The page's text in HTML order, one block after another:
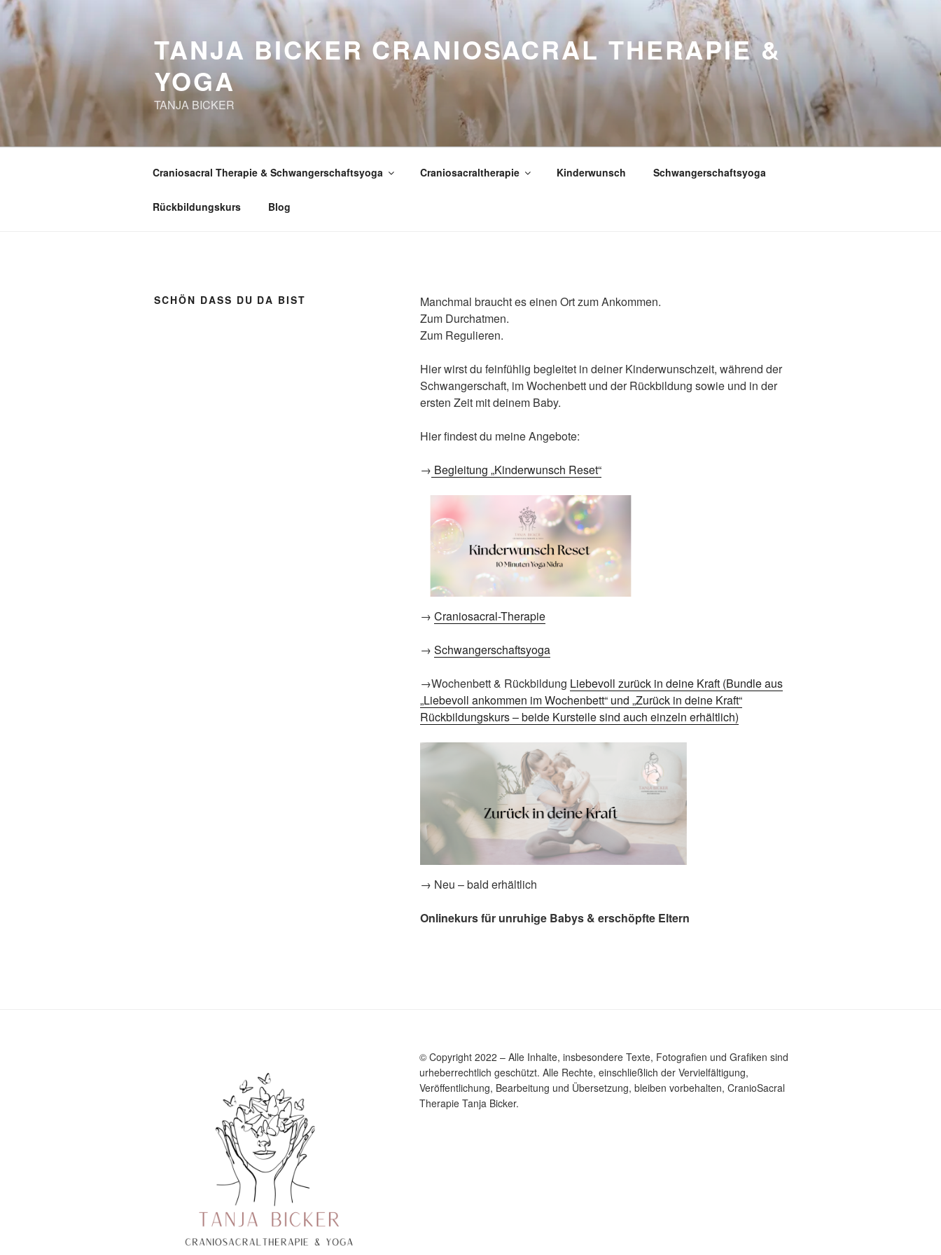
Zum
Inhalt
springen
TANJA BICKER CRANIOSACRAL THERAPIE &
YOGA
TANJA BICKER
Craniosacral Therapie & Schwangerschaftsyoga Craniosacraltherapie Kinderwunsch Schwangerschaftsyoga
Rückbildungskurs Blog
SCHÖN DASS DU DA BIST
Manchmal braucht es einen Ort zum Ankommen.
Zum Durchatmen.
Zum Regulieren.
Hier wirst du feinfühlig begleitet in deiner Kinderwunschzeit, während der
Schwangerschaft, im Wochenbett und der Rückbildung sowie und in der
ersten Zeit mit deinem Baby.
Hier findest du meine Angebote:
→ Begleitung „Kinderwunsch Reset“
→ Craniosacral-Therapie
→ Schwangerschaftsyoga
→Wochenbett & Rückbildung Liebevoll zurück in deine Kraft (Bundle aus
„Liebevoll ankommen im Wochenbett“ und „Zurück in deine Kraft“
Rückbildungskurs – beide Kursteile sind auch einzeln erhältlich)
→ Neu – bald erhältlich
Onlinekurs für unruhige Babys & erschöpfte Eltern
© Copyright 2022 – Alle Inhalte, insbesondere Texte, Fotografien und Grafiken sind
urheberrechtlich geschützt. Alle Rechte, einschließlich der Vervielfältigung,
Veröffentlichung, Bearbeitung und Übersetzung, bleiben vorbehalten, CranioSacral
Therapie Tanja Bicker.